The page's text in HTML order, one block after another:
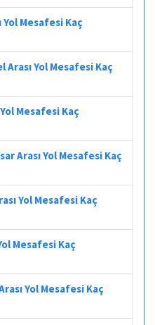
Mesafesi Kaç
Yol Mesafesi Kaç
Mesafesi Kaç
Arası Yol Mesafesi Kaç
Yol Mesafesi Kaç
Mesafesi Kaç
Yol Mesafesi Kaç